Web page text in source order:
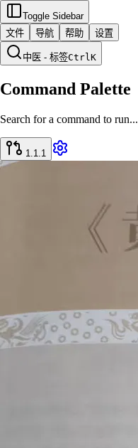
Toggle Sidebar
文件
导航 帮助 设置
中医 - 标签CtrlK
Command Palette
Search for a command to run...
1.1.1